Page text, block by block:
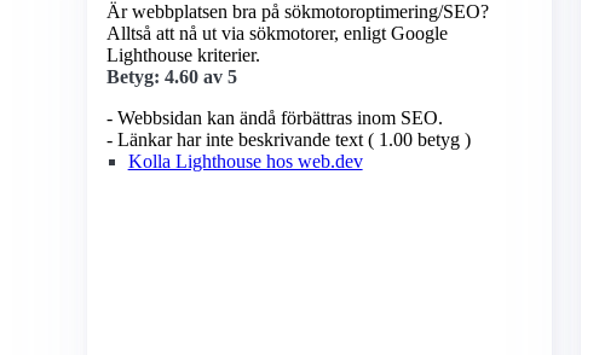
Är webbplatsen bra på sökmotoroptimering/SEO?
Alltså att nå ut via sökmotorer, enligt Google
Lighthouse kriterier.
Betyg: 4.60 av 5
- Webbsidan kan ändå förbättras inom SEO.
- Länkar har inte beskrivande text ( 1.00 betyg )
Kolla Lighthouse hos web.dev